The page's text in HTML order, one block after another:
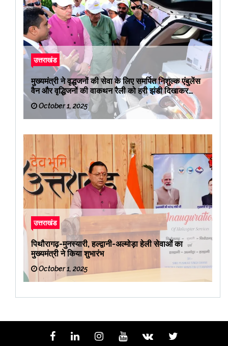
उत्तराखंड
मुख्यमंत्री ने वृद्धजनों की सेवा के लिए समर्पित निशुल्क एंबुलेंस
वैन और वृद्धिजनों की वाकथन रैली को हरी झंडी दिखाकर
रवाना किया
October 1, 2025
उत्तराखंड
पिथौरागढ़-मुनस्यारी, हल्द्वानी-अल्मोड़ा हेली सेवाओं का
मुख्यमंत्री ने किया शुभारंभ
October 1, 2025